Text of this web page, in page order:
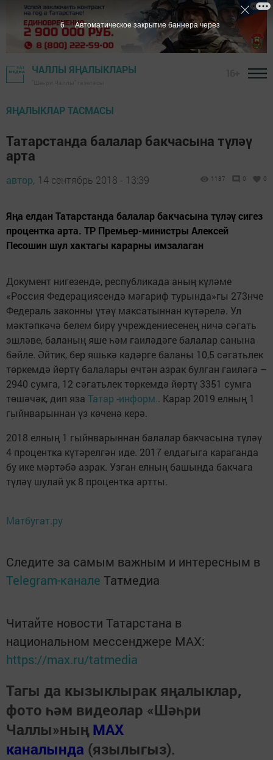
ЧАЛЛЫ ЯҢАЛЫКЛАРЫ
ЯҢАЛЫКЛАР ТАСМАСЫ
Татарстанда балалар бакчасына түләү
арта
автор, 14 сентябрь 2018 - 13:39 1187 0 0
Яңа елдан Татарстанда балалар бакчасына түләү сигез
процентка арта. ТР Премьер-министры Алексей
Песошин шул хактагы карарны имзалаган
Документ нигезендә, республикада аның күләме
«Россия Федерациясендә мәгариф турында»гы 273нче
Федераль законны үтәү максатыннан күтәрелә. Ул
мәктәпкәчә белем бирү учреждениесенең ничә сәгать
эшләве, баланың яше һәм гаиләдәге балалар санына
бәйле. Әйтик, бер яшькә кадәрге баланы 10,5 сәгатьлек
төркемдә йөртү балалары өчтән азрак булган гаиләгә –
2940 сумга, 12 сәгатьлек төркемдә йөртү 3351 сумга
төшәчәк, дип яза Татар -информ.. Карар 2019 елның 1
гыйнварыннан үз көченә керә.
2018 елның 1 гыйнварыннан балалар бакчасына түләү
4 процентка күтәрелгән иде. 2017 елдагыга караганда
бу ике мәртәбә азрак. Узган елның башында бакчага
түләү шулай ук 8 процентка артты.
Матбугат.ру
Следите за самым важным и интересным в
Telegram-канале Татмедиа
Читайте новости Татарстана в
национальном мессенджере MАХ:
https://max.ru/tatmedia
Тагы да кызыклырак яңалыклар,
фото һәм видеолар «Шәһри
Чаллы»ның MAX
каналында (язылыгыз).
5 Автоматическое закрытие баннера через